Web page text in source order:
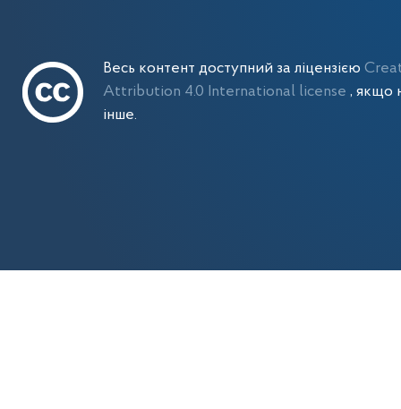
Весь контент доступний за ліцензією
Attribution 4.0 International license , якщо
інше.